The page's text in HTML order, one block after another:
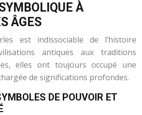
À
ÂGES
est indissociable de l’histoire
antiques aux traditions
elles ont toujours occupé une
de significations profondes.
DE POUVOIR ET